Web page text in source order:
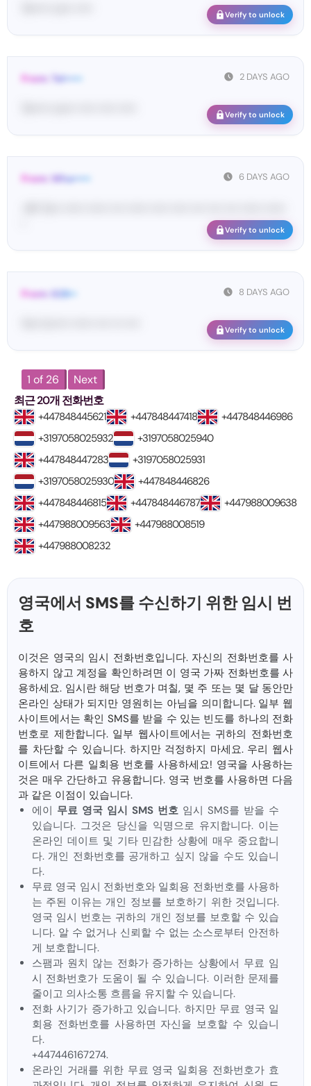
Verify to unlock
2 DAYS AGO
From: Tel•••••
Verify to unlock
6 DAYS AGO
From: Wha•••••
Verify to unlock
8 DAYS AGO
From: 628••
Verify to unlock
1 of 26
Next
최근 20개 전화번호
+447848445621 +447848447418
+447848446986
+3197058025932
+3197058025940
+447848447283
+3197058025931
+3197058025930
+447848446826
+447848446815
+447848446787
+447988009638
+447988009563
+447988008519
+447988008232
영국에서 SMS를 수신하기 위한 임시 번
호
이것은 영국의 임시 전화번호입니다. 자신의 전화번호를 사
용하지 않고 계정을 확인하려면 이 영국 가짜 전화번호를 사
용하세요. 임시란 해당 번호가 며칠, 몇 주 또는 몇 달 동안만
온라인 상태가 되지만 영원히는 아님을 의미합니다. 일부 웹
사이트에서는 확인 SMS를 받을 수 있는 빈도를 하나의 전화
번호로 제한합니다. 일부 웹사이트에서는 귀하의 전화번호
를 차단할 수 있습니다. 하지만 걱정하지 마세요. 우리 웹사
이트에서 다른 일회용 번호를 사용하세요! 영국을 사용하는
것은 매우 간단하고 유용합니다. 영국 번호를 사용하면 다음
과 같은 이점이 있습니다.
에이 무료 영국 임시 SMS 번호 임시 SMS를 받을 수
있습니다. 그것은 당신을 익명으로 유지합니다. 이는
온라인 데이트 및 기타 민감한 상황에 매우 중요합니
다. 개인 전화번호를 공개하고 싶지 않을 수도 있습니
다.
무료 영국 임시 전화번호와 일회용 전화번호를 사용하
는 주된 이유는 개인 정보를 보호하기 위한 것입니다.
영국 임시 번호는 귀하의 개인 정보를 보호할 수 있습
니다. 알 수 없거나 신뢰할 수 없는 소스로부터 안전하
게 보호합니다.
스팸과 원치 않는 전화가 증가하는 상황에서 무료 임
시 전화번호가 도움이 될 수 있습니다. 이러한 문제를
줄이고 의사소통 흐름을 유지할 수 있습니다.
전화 사기가 증가하고 있습니다. 하지만 무료 영국 일
회용 전화번호를 사용하면 자신을 보호할 수 있습니
다.
+447446167274.
온라인 거래를 위한 무료 영국 일회용 전화번호가 효